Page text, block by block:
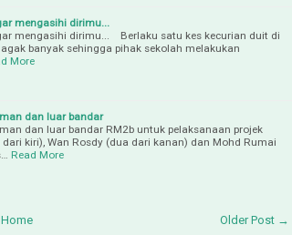
mengasihi dirimu...
mengasihi dirimu... Berlaku satu kes kecurian duit di
banyak sehingga pihak sekolah melakukan
More
dan luar bandar
dan luar bandar RM2b untuk pelaksanaan projek
kiri), Wan Rosdy (dua dari kanan) dan Mohd Rumai
Read More
Older Post →
Home